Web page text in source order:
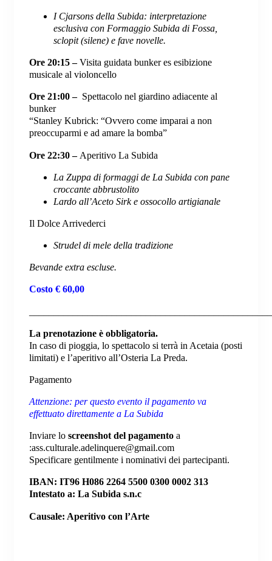
I Cjarsons della Subida: interpretazione
esclusiva con Formaggio Subida di Fossa,
sclopit (silene) e fave novelle.
Ore 20:15 –Visita guidata bunker es esibizione
musicale al violoncello
Ore 21:00 – Spettacolo nel giardino adiacente al
bunker
“Stanley Kubrick: “Ovvero come imparai a non
preoccuparmi e ad amare la bomba”
Ore 22:30 – Aperitivo La Subida
La Zuppa di formaggi de La Subida con pane
croccante abbrustolito
Lardo all’Aceto Sirk e ossocollo artigianale
Il Dolce Arrivederci
Strudel di mele della tradizione
Bevande extra escluse.
Costo € 60,00
La prenotazione è obbligatoria.
In caso di pioggia, lo spettacolo si terrà in Acetaia (posti
limitati) e l’aperitivo all’Osteria La Preda.
Pagamento
Attenzione: per questo evento il pagamento va
effettuato direttamente a La Subida
Inviare lo screenshot del pagamento a
:ass.culturale.adelinquere@gmail.com
Specificare gentilmente i nominativi dei partecipanti.
IBAN: IT96 H086 2264 5500 0300 0002 313
Intestato a: La Subida s.n.c
Causale: Aperitivo con l’Arte